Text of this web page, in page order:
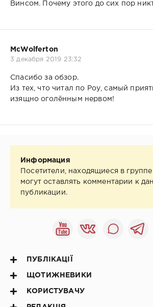
Винсом. Почему этого до сих пор
McWolferton
3 декабря 2019 23:32
Спасибо за обзор.
Из тех, что читал по Роу, самый
изящно оголённым нервом!
Информация
Посетители, находящиеся в группе
могут оставлять комментарии к
публикации.
ПУБЛІКАЦІЇ
ЩОТИЖНЕВИКИ
КОРИСТУВАЧУ